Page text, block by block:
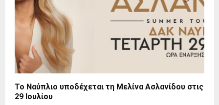
Το Ναύπλιο υποδέχεται τη Μελίνα Ασλανίδου στις
29 Ιουλίου